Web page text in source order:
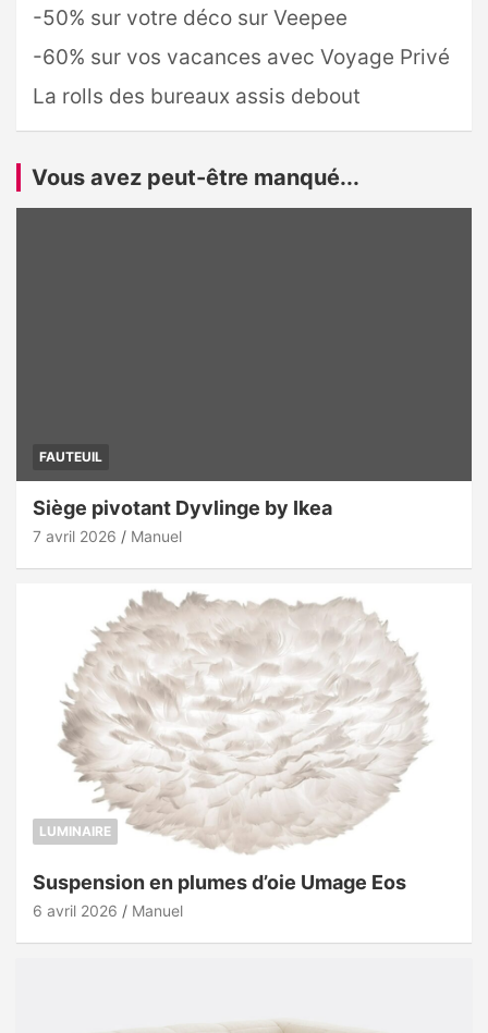
-50% sur votre déco sur Veepee
-60% sur vos vacances avec Voyage Privé
La rolls des bureaux assis debout
Vous avez peut-être manqué...
FAUTEUIL
Siège pivotant Dyvlinge by Ikea
7 avril 2026 Manuel
LUMINAIRE
Suspension en plumes d’oie Umage Eos
6 avril 2026 Manuel